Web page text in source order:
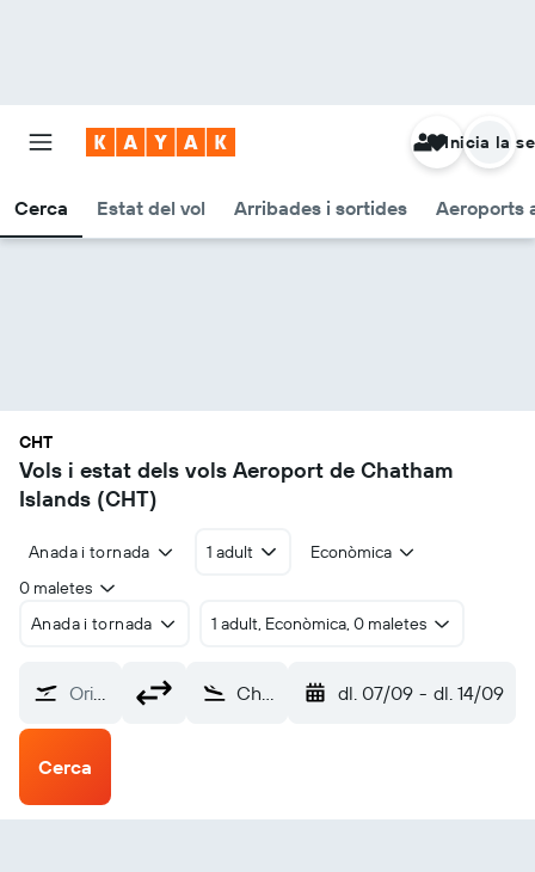
Cerca Estat del vol Arribades i sortides Aeroports
Inicia la
CHT
Vols i estat dels vols Aeroport de Chatham
Islands (CHT)
Anada i tornada 1 adult
Econòmica
0 maletes
Anada i tornada
1 adult, Econòmica, 0 maletes
Origen? Chatham Islands (CHT) dl. 07/09 - dl. 14/09
Cerca